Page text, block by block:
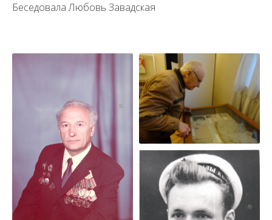
Беседовала Любовь Завадская